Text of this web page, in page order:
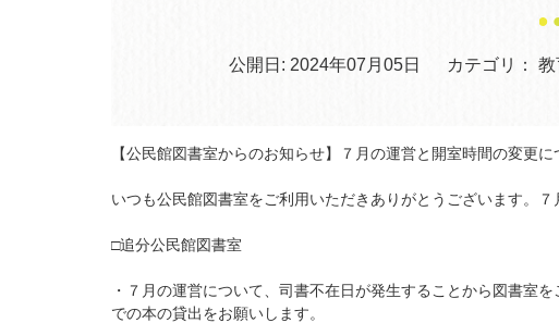
公開日: 2024年07月05日 カテゴリ： 教
【公民館図書室からのお知らせ】７月の運営と開室時間の変更に
いつも公民館図書室をご利用いただきありがとうございます。
□追分公民館図書室
・７月の運営について、司書不在日が発生することから図書室
での本の貸出をお願いします。